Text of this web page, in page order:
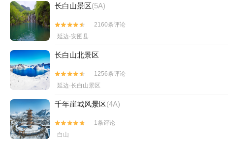
长白山景区(5A)


2160条评论
延边·安图县
长白山北景区


1256条评论
延边·长白山景区
千年崖城风景区(4A)


1条评论
白山